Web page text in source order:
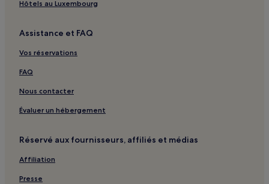
Hôtels au Luxembourg
Assistance et FAQ
Vos réservations
FAQ
Nous contacter
Évaluer un hébergement
Réservé aux fournisseurs, affiliés et médias
Affiliation
Presse